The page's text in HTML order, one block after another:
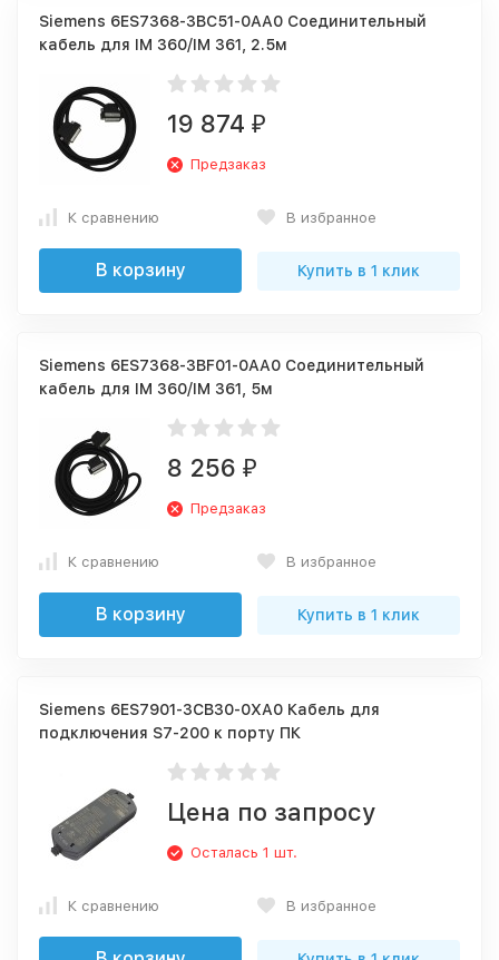
Siemens 6ES7368-3BC51-0AA0 Соединительный
кабель для IM 360/IM 361, 2.5м
19 874 ₽
Предзаказ
К сравнению В избранное
В корзину Купить в 1 клик
Siemens 6ES7368-3BF01-0AA0 Соединительный
кабель для IM 360/IM 361, 5м
8 256 ₽
Предзаказ
К сравнению В избранное
В корзину Купить в 1 клик
Siemens 6ES7901-3CB30-0XA0 Кабель для
подключения S7-200 к порту ПК
Цена по запросу
Осталась 1 шт.
К сравнению В избранное